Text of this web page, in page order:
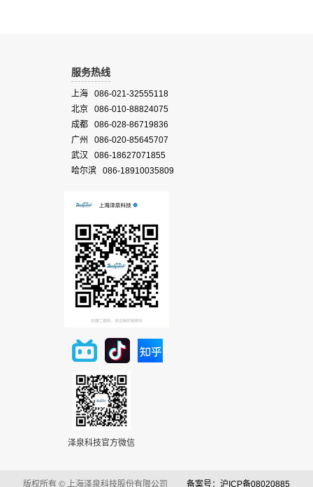
服务热线
上海 086-021-32555118
北京 086-010-88824075
成都 086-028-86719836
广州 086-020-85645707
武汉 086-18627071855
哈尔滨 086-18910035809
泽泉科技官方微信
版权所有 © 上海泽泉科技股份有限公司 备案号：沪ICP备08020885